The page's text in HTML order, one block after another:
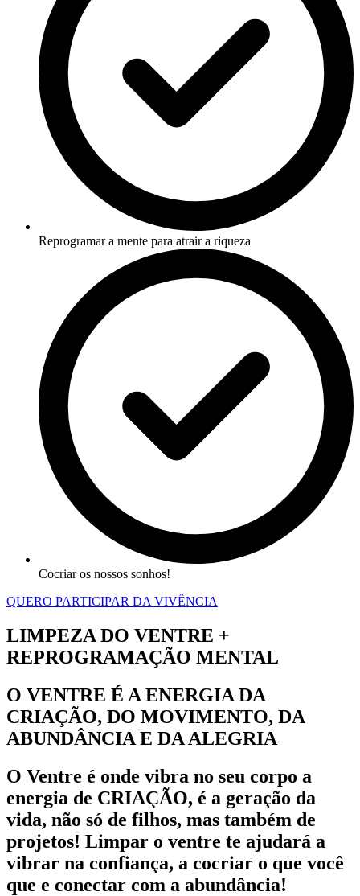
Reprogramar a mente para atrair a riqueza
Cocriar os nossos sonhos!
QUERO PARTICIPAR DA VIVÊNCIA
LIMPEZA DO VENTRE +
REPROGRAMAÇÃO MENTAL
O VENTRE É A ENERGIA DA
CRIAÇÃO, DO MOVIMENTO, DA
ABUNDÂNCIA E DA ALEGRIA
O Ventre é onde vibra no seu corpo a
energia de CRIAÇÃO, é a geração da
vida, não só de filhos, mas também de
projetos! Limpar o ventre te ajudará a
vibrar na confiança, a cocriar o que você
que e conectar com a abundância!